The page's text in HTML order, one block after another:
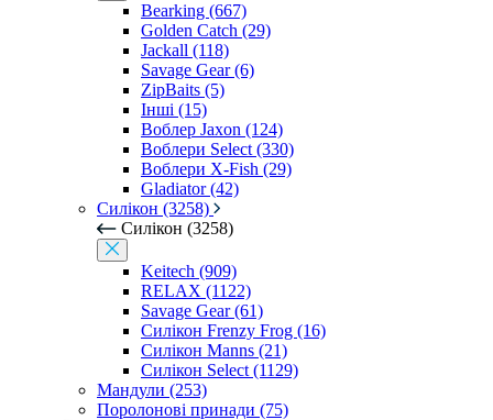
Bearking (667)
Golden Catch (29)
Jackall (118)
Savage Gear (6)
ZipBaits (5)
Інші (15)
Воблер Jaxon (124)
Воблери Select (330)
Воблери X-Fish (29)
Gladiator (42)
Силікон (3258)
Силікон (3258)
Keitech (909)
RELAX (1122)
Savage Gear (61)
Силікон Frenzy Frog (16)
Силікон Manns (21)
Силікон Select (1129)
Мандули (253)
Поролонові принади (75)